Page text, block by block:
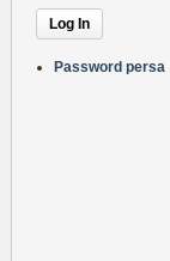
Password persa